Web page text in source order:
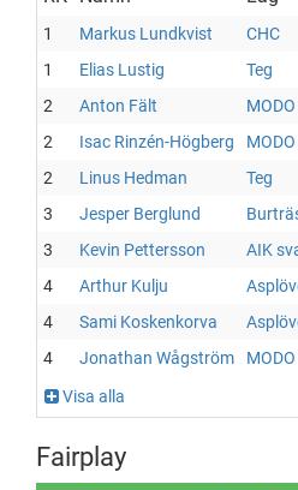
1 Markus Lundkvist CHC
1
Elias Lustig Teg
2
Anton Fält MODO
2
Isac Rinzén-Högberg MODO
2
Linus Hedman Teg
3
Jesper Berglund
3
Kevin Pettersson AIK
4
Arthur Kulju
4
Sami Koskenkorva
4
Jonathan Wågström MODO
Visa alla
Fairplay